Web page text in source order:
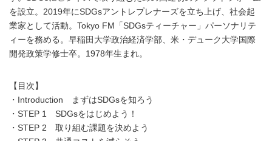
を設立。2019年にSDGsアントレプレナーズを立ち上げ、社会起
業家として活動。Tokyo FM「SDGsティーチャー」パーソナリテ
ィーを務める。早稲田大学政治経済学部、米・デューク大学国際
開発政策学修士卒。1978年生まれ。
【目次】
・Introduction まずはSDGsを知ろう
・STEP 1 SDGsをはじめよう！
・STEP 2 取り組む課題を決めよう